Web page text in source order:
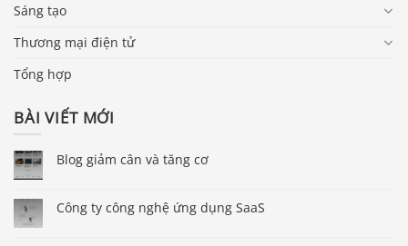
Sáng tạo
Thương mại điện tử
Tổng hợp
BÀI VIẾT MỚI
Blog giảm cân và tăng cơ
Công ty công nghệ ứng dụng SaaS